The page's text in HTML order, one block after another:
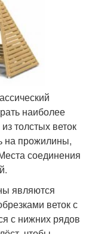
наиболее
толстых веток
на прожилины,
соединения
являются
веток с
с нижних рядов